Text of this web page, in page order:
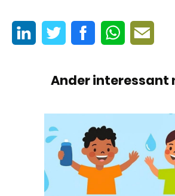
Ander interessant